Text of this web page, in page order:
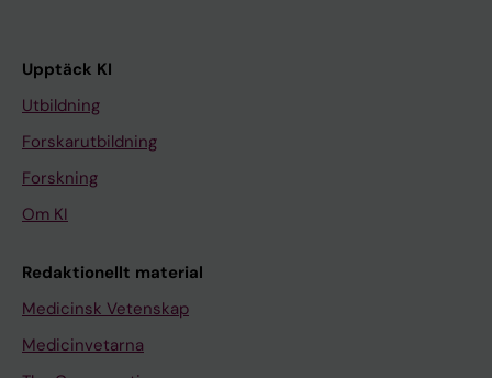
Upptäck KI
Utbildning
Forskarutbildning
Forskning
Om KI
Redaktionellt material
Medicinsk Vetenskap
Medicinvetarna